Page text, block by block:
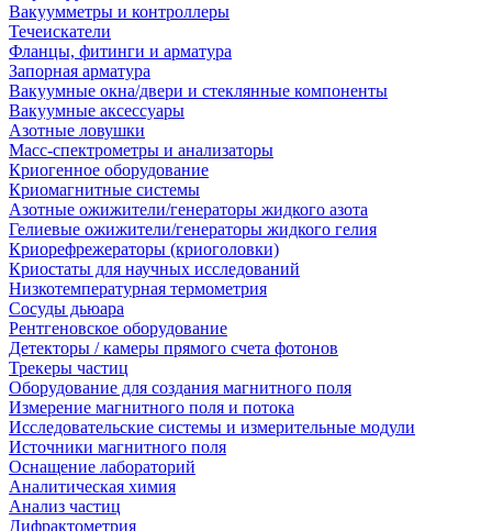
Вакуумметры и контроллеры
Течеискатели
Фланцы, фитинги и арматура
Запорная арматура
Вакуумные окна/двери и стеклянные компоненты
Вакуумные аксессуары
Азотные ловушки
Масс-спектрометры и анализаторы
Криогенное оборудование
Криомагнитные системы
Азотные ожижители/генераторы жидкого азота
Гелиевые ожижители/генераторы жидкого гелия
Криорефрежераторы (криоголовки)
Криостаты для научных исследований
Низкотемпературная термометрия
Сосуды дьюара
Рентгеновское оборудование
Детекторы / камеры прямого счета фотонов
Трекеры частиц
Оборудование для создания магнитного поля
Измерение магнитного поля и потока
Исследовательские системы и измерительные модули
Источники магнитного поля
Оснащение лабораторий
Аналитическая химия
Анализ частиц
Дифрактометрия